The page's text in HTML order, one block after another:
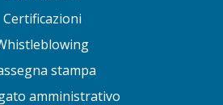
Certificazioni
stampa
amministrativo